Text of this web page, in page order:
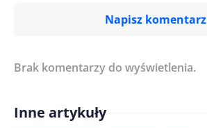
Napisz komentarz
Treść komentarza*
Imię/ Nick*
Brak komentarzy do wyświetlenia.
Inne artykuły